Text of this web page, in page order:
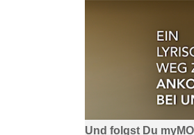
Und folgst Du